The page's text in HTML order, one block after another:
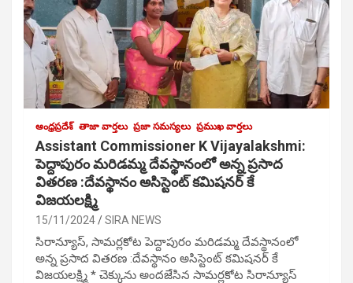
ఆంధ్రప్రదేశ్ తాజా వార్తలు ప్రజా సమస్యలు ప్రముఖ వార్తలు
Assistant Commissioner K Vijayalakshmi:
పెద్దాపురం మరిడమ్మ దేవస్థానంలో అన్న ప్రసాద
వితరణ :దేవస్థానం అసిస్టెంట్ కమిషనర్ కే
విజయలక్ష్మి
15/11/2024 SIRA NEWS
సిరాన్యూస్, సామర్లకోట పెద్దాపురం మరిడమ్మ దేవస్థానంలో
అన్న ప్రసాద వితరణ :దేవస్థానం అసిస్టెంట్ కమిషనర్ కే
విజయలక్ష్మి * చెక్కును అందజేసిన సామర్లకోట సిరాన్యూస్